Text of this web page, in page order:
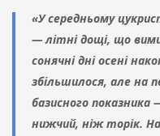
«У середньому
— літні дощі, що
сонячні дні осені
збільшилося, але на
базисного показника
нижчий, ніж торік.